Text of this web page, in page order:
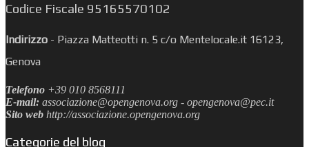
Codice Fiscale 95165570102
Indirizzo - Piazza Matteotti n. 5 c/o Mentelocale.it 16123,
Genova
Telefono +39 010 8568111
E-mail: associazione@opengenova.org - opengenova@pec.it
Sito web http://associazione.opengenova.org
Categorie del blog